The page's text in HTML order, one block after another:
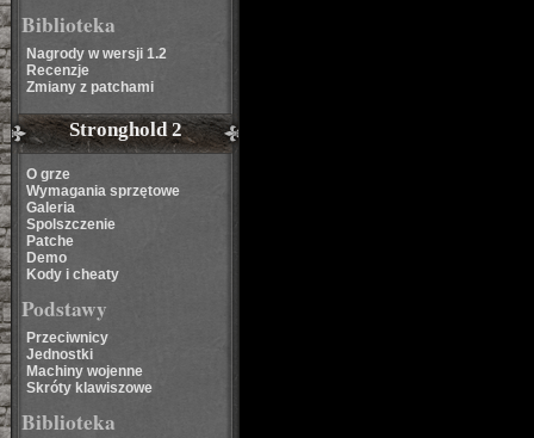
Biblioteka
Nagrody w wersji 1.2
Recenzje
Zmiany z patchami
Stronghold 2
O grze
Wymagania sprzętowe
Galeria
Spolszczenie
Patche
Demo
Kody i cheaty
Podstawy
Przeciwnicy
Jednostki
Machiny wojenne
Skróty klawiszowe
Biblioteka